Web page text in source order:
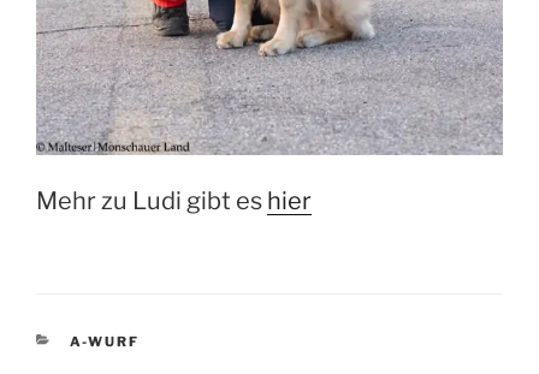
Mehr zu Ludi gibt es hier
KATEGORIEN
A-WURF